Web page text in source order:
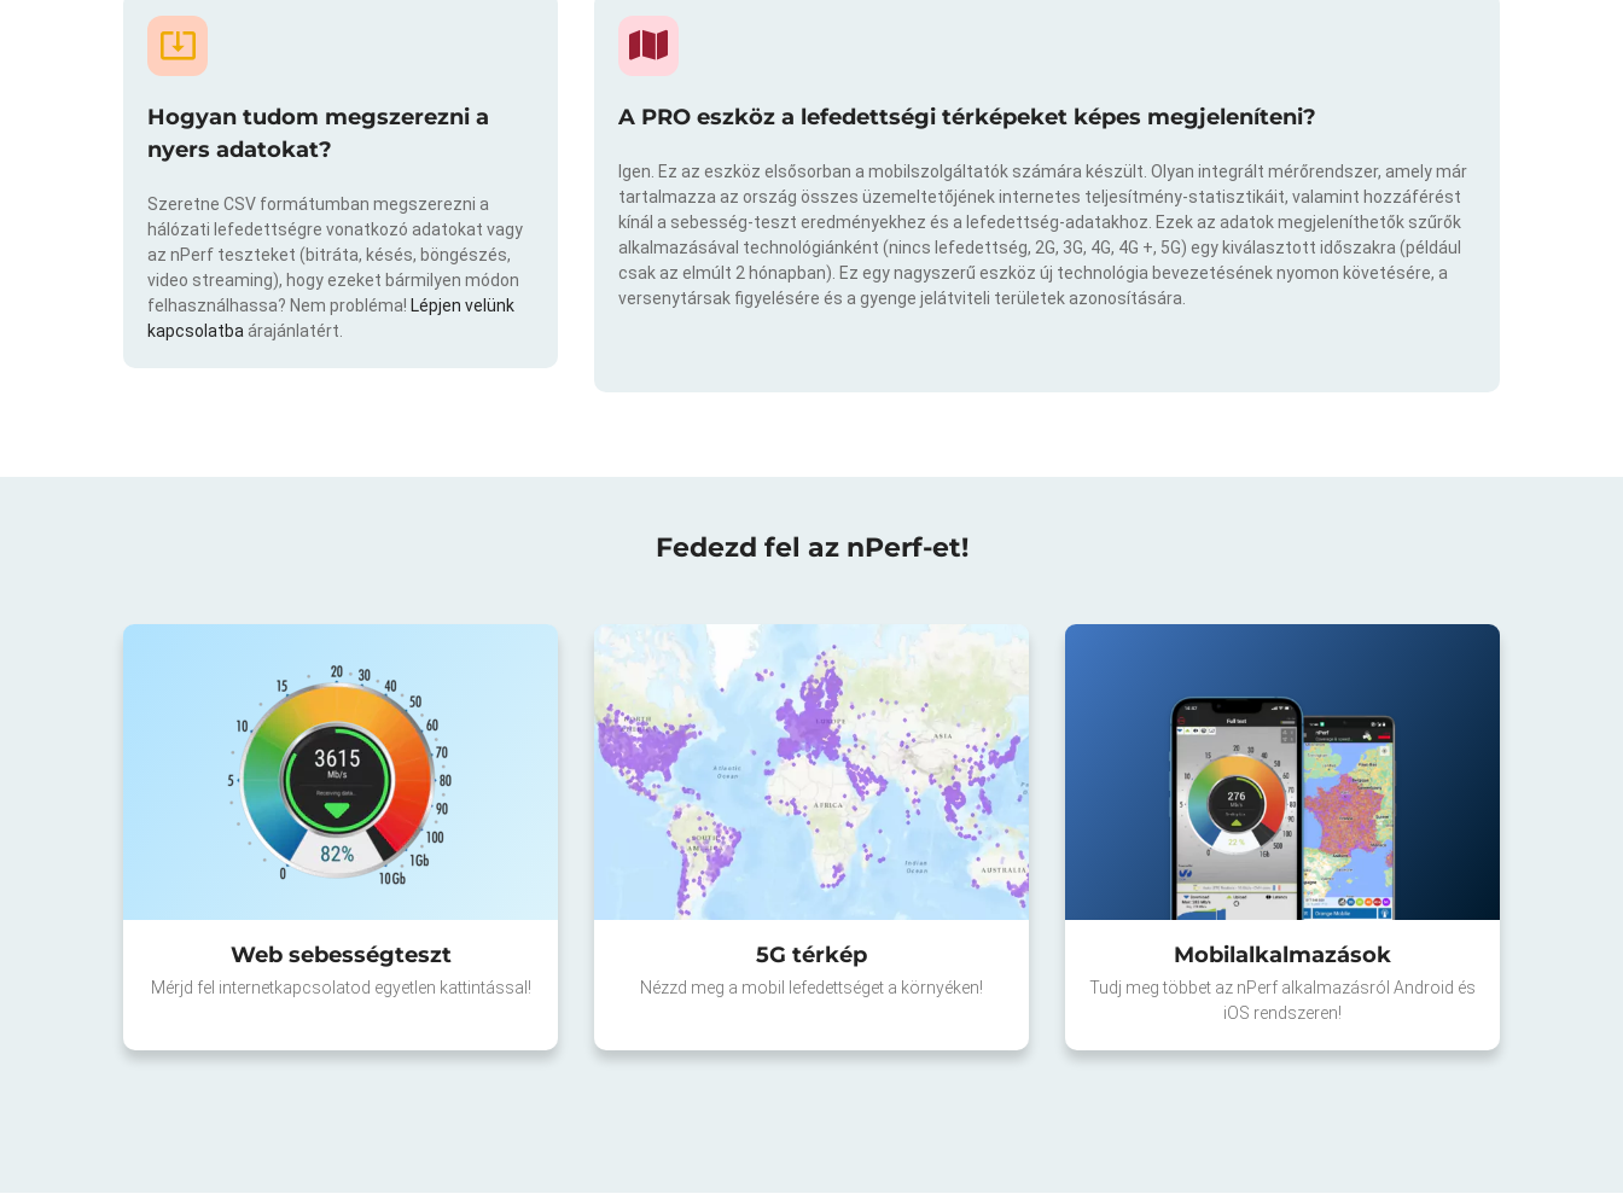
Hogyan tudom megszerezni a
nyers adatokat?
Szeretne CSV formátumban megszerezni a
hálózati lefedettségre vonatkozó adatokat vagy
az nPerf teszteket (bitráta, késés, böngészés,
video streaming), hogy ezeket bármilyen módon
felhasználhassa? Nem probléma! Lépjen velünk
kapcsolatba árajánlatért.
A PRO eszköz a lefedettségi térképeket képes megjeleníteni?
Igen. Ez az eszköz elsősorban a mobilszolgáltatók számára készült. Olyan integrált mérőrendszer, amely már
tartalmazza az ország összes üzemeltetőjének internetes teljesítmény-statisztikáit, valamint hozzáférést
kínál a sebesség-teszt eredményekhez és a lefedettség-adatakhoz. Ezek az adatok megjeleníthetők szűrők
alkalmazásával technológiánként (nincs lefedettség, 2G, 3G, 4G, 4G +, 5G) egy kiválasztott időszakra (például
csak az elmúlt 2 hónapban). Ez egy nagyszerű eszköz új technológia bevezetésének nyomon követésére, a
versenytársak figyelésére és a gyenge jelátviteli területek azonosítására.
Fedezd fel az nPerf-et!
Web sebességteszt
Mérjd fel internetkapcsolatod egyetlen kattintással!
5G térkép
Nézzd meg a mobil lefedettséget a környéken!
Mobilalkalmazások
Tudj meg többet az nPerf alkalmazásról Android és
iOS rendszeren!